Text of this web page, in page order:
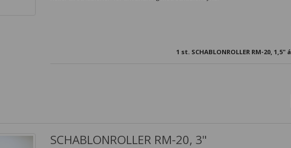
1 st. SCHABLONROLLER RM-20, 1,5" á
SCHABLONROLLER RM-20, 3"